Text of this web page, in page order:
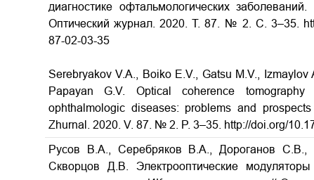
диагностике офтальмологических
Оптический журнал. 2020. Т. 87. № 2. С. 3–35.
87-02-03-35
Serebryakov V.A., Boiko E.V., Gatsu M.V., Izmaylov
Papayan G.V. Optical coherence
ophthalmologic diseases: problems and
Zhurnal. 2020. V. 87. № 2. P. 3–35. http://doi.org/
Русов В.А., Серебряков В.А., Дороганов С.В.,
Скворцов Д.В. Электрооптические